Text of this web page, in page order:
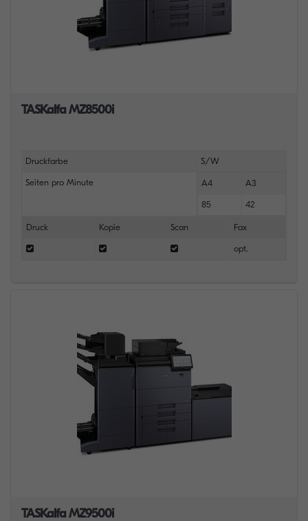
TASKalfa MZ8500i
Druckfarbe S/W
Seiten pro Minute A4 A3
85 42
Druck Kopie Scan Fax
opt.
TASKalfa MZ9500i